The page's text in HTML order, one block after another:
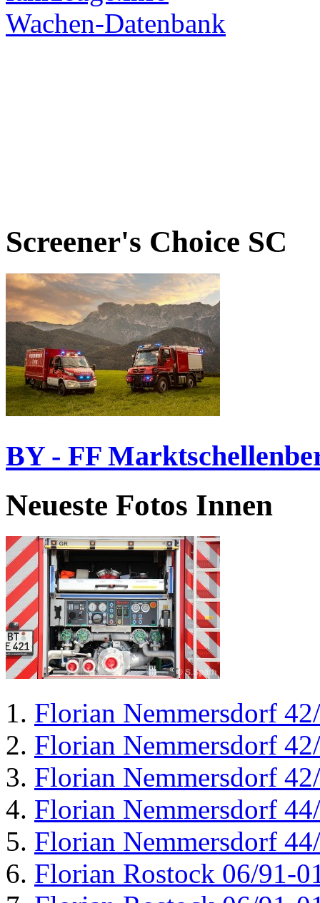
Screener's Choice SC
BY - FF
Neueste Fotos Innen
Florian Nemmersdorf
Florian Nemmersdorf
Florian Nemmersdorf
Florian Nemmersdorf
Florian Nemmersdorf
Florian Rostock 06/91-